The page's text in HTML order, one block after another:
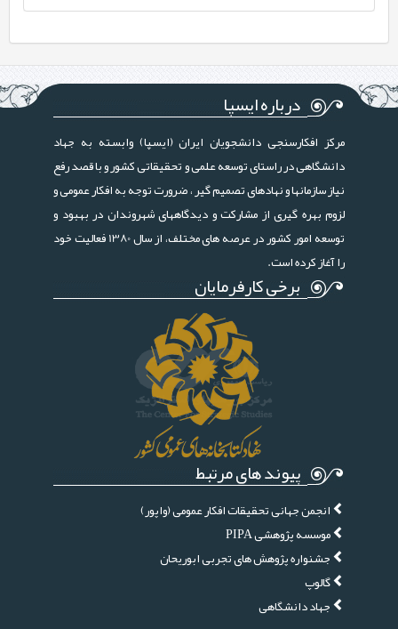
درباره ایسپا
مرکز افکارسنجی دانشجویان ایران (ایسپا) وابسته به جهاد
دانشگاهی در راستای توسعه علمی و تحقیقاتی کشور و با قصد رفع
نیاز سازمانها و نهادهای تصمیم گیر ، ضرورت توجه به افکار عمومی و
لزوم بهره گیری از مشارکت و دیدگاههای شهروندان در بهبود و
توسعه امور کشور در عرصه های مختلف، از سال 1380 فعالیت خود
را آغاز کرده است.
برخی کارفرمایان
پیوند های مرتبط
انجمن جهانی تحقیقات افکار عمومی (واپور)
موسسه پژوهشی PIPA
جشنواره پژوهش های تجربی ابوریحان
گالوپ
جهاد دانشگاهی